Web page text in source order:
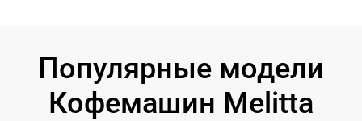
Популярные модели
Кофемашин Melitta